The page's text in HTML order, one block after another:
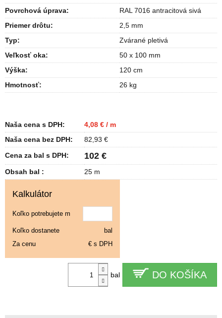
bal DO KOŠÍKA
Povrchová úprava:
RAL 7016 antracitová sivá
Priemer drôtu:
2,5 mm
Typ:
Zvárané pletivá
Veľkosť oka:
50 x 100 mm
Výška:
120 cm
Hmotnosť: 26 kg
Naša cena s DPH:
4,08 € / m
Naša cena bez DPH:
82,93 €
Cena za bal s DPH:
102 €
Obsah bal : 25 m
Kalkulátor
Koľko potrebujete m
Koľko dostanete
bal
Za cenu
€ s DPH